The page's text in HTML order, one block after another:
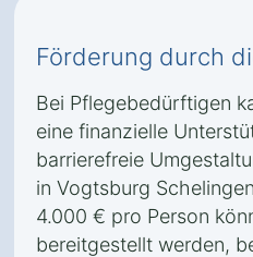
Förderung durch
Bei Pflegebedürftigen
eine finanzielle
barrierefreie
in Vogtsburg
4.000 € pro Person
bereitgestellt werden,